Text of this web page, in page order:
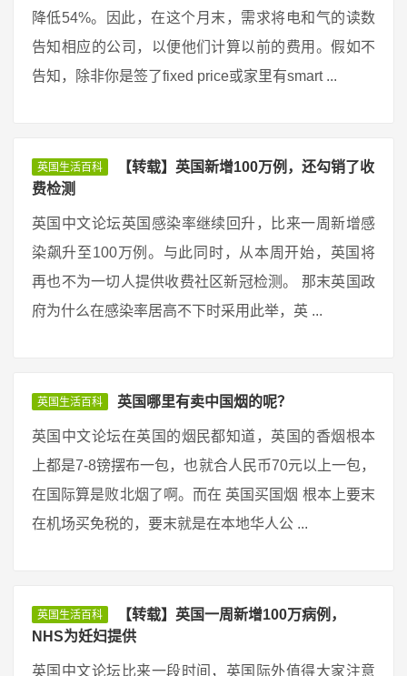
降低54%。因此，在这个月末，需求将电和气的读数
告知相应的公司，以便他们计算以前的费用。假如不
告知，除非你是签了fixed price或家里有smart ...
英国生活百科
【转载】英国新增100万例，还勾销了收
费检测
英国中文论坛英国感染率继续回升，比来一周新增感
染飙升至100万例。与此同时，从本周开始，英国将
再也不为一切人提供收费社区新冠检测。 那末英国政
府为什么在感染率居高不下时采用此举，英 ...
英国生活百科 英国哪里有卖中国烟的呢？
英国中文论坛在英国的烟民都知道，英国的香烟根本
上都是7-8镑摆布一包，也就合人民币70元以上一包，
在国际算是败北烟了啊。而在 英国买国烟 根本上要末
在机场买免税的，要末就是在本地华人公 ...
英国生活百科
【转载】英国一周新增100万病例，
NHS为妊妇提供
英国中文论坛比来一段时间，英国际外值得大家注意